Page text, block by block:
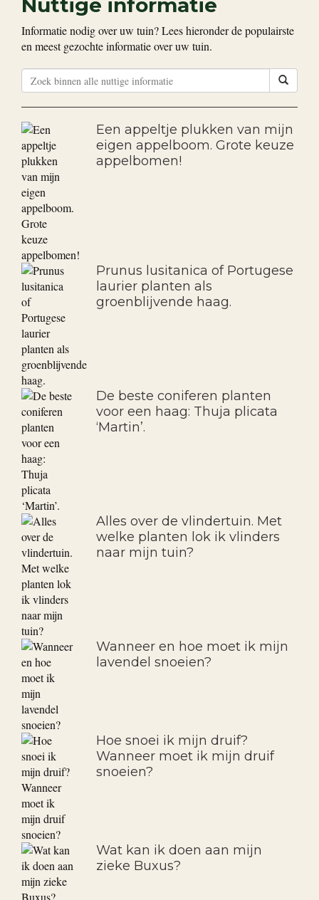
Nuttige informatie
Informatie nodig over uw tuin? Lees hieronder de populairste
en meest gezochte informatie over uw tuin.
Een appeltje plukken van mijn
eigen appelboom. Grote keuze
appelbomen!
Prunus lusitanica of Portugese
laurier planten als
groenblijvende haag.
De beste coniferen planten
voor een haag: Thuja plicata
‘Martin’.
Alles over de vlindertuin. Met
welke planten lok ik vlinders
naar mijn tuin?
Wanneer en hoe moet ik mijn
lavendel snoeien?
Hoe snoei ik mijn druif?
Wanneer moet ik mijn druif
snoeien?
Wat kan ik doen aan mijn
zieke Buxus?